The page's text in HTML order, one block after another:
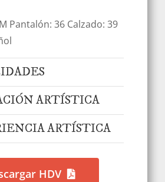
Pantalón: 36 Calzado: 39
ARTÍSTICA
ARTÍSTICA
HDV